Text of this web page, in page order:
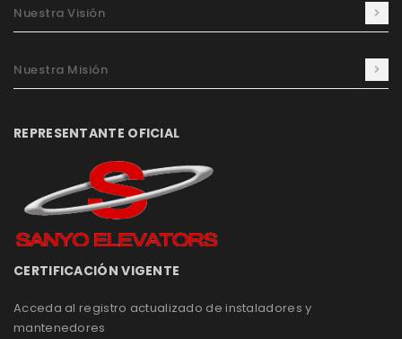
Nuestra Visión
Nuestra Misión
REPRESENTANTE OFICIAL
CERTIFICACIÓN VIGENTE
Acceda al registro actualizado de instaladores y
mantenedores